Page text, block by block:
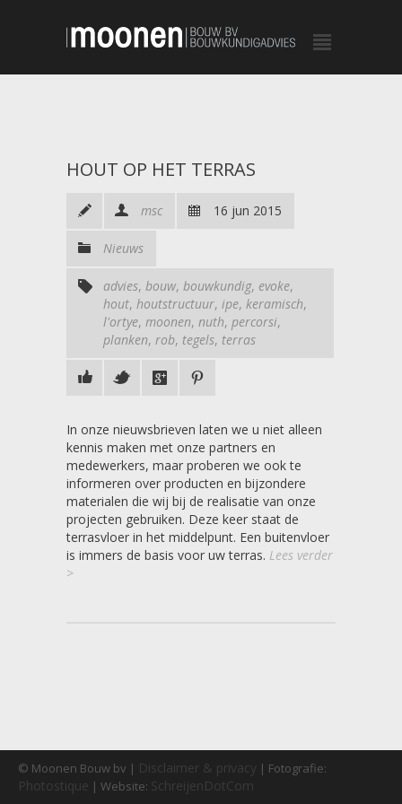
HOUT OP HET TERRAS
msc 16 jun 2015
Nieuws
advies, bouw, bouwkundig, evoke,
hout, houtstructuur, ipe, keramisch,
l'ortye, moonen, nuth, percorsi,
planken, rob, tegels, terras
In onze nieuwsbrieven laten we u niet alleen
kennis maken met onze partners en
medewerkers, maar proberen we ook te
informeren over producten en bijzondere
materialen die wij bij de realisatie van onze
projecten gebruiken. Deze keer staat de
terrasvloer in het middelpunt. Een buitenvloer
is immers de basis voor uw terras. Lees verder
>
© Moonen Bouw bv | Disclaimer & privacy | Fotografie:
Photostique | Website: SchreijenDotCom